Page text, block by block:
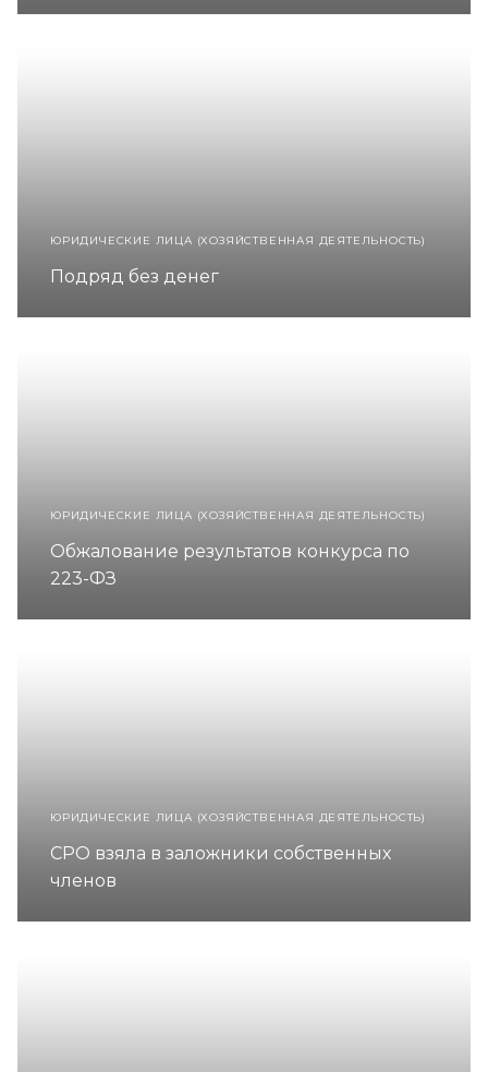
ЮРИДИЧЕСКИЕ ЛИЦА (ХОЗЯЙСТВЕННАЯ ДЕЯТЕЛЬНОСТЬ)
Подряд без денег
ЮРИДИЧЕСКИЕ ЛИЦА (ХОЗЯЙСТВЕННАЯ ДЕЯТЕЛЬНОСТЬ)
Обжалование результатов конкурса по
223-ФЗ
ЮРИДИЧЕСКИЕ ЛИЦА (ХОЗЯЙСТВЕННАЯ ДЕЯТЕЛЬНОСТЬ)
СРО взяла в заложники собственных
членов